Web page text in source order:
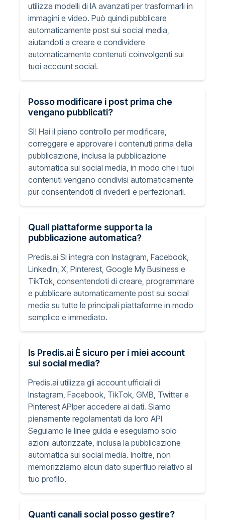
utilizza modelli di IA avanzati per trasformarli in
immagini e video. Può quindi pubblicare
automaticamente post sui social media,
aiutandoti a creare e condividere
automaticamente contenuti coinvolgenti sui
tuoi account social.
Posso modificare i post prima che
vengano pubblicati?
Sì! Hai il pieno controllo per modificare,
correggere e approvare i contenuti prima della
pubblicazione, inclusa la pubblicazione
automatica sui social media, in modo che i tuoi
contenuti vengano condivisi automaticamente
pur consentendoti di rivederli e perfezionarli.
Quali piattaforme supporta la
pubblicazione automatica?
Predis.ai Si integra con Instagram, Facebook,
LinkedIn, X, Pinterest, Google My Business e
TikTok, consentendoti di creare, programmare
e pubblicare automaticamente post sui social
media su tutte le principali piattaforme in modo
semplice e immediato.
Is Predis.ai È sicuro per i miei account
sui social media?
Predis.ai utilizza gli account ufficiali di
Instagram, Facebook, TikTok, GMB, Twitter e
Pinterest APIper accedere ai dati. Siamo
pienamente regolamentati da loro API
Seguiamo le linee guida e eseguiamo solo
azioni autorizzate, inclusa la pubblicazione
automatica sui social media. Inoltre, non
memorizziamo alcun dato superfluo relativo al
tuo profilo.
Quanti canali social posso gestire?